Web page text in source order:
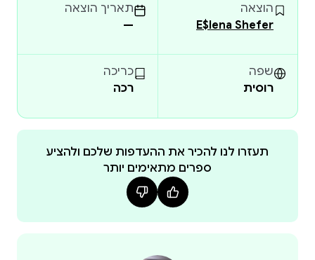
доверием и теплом. «Лина и город эмоций» — не
только сказка, но и воспитательный процесс,
который дарит родителям и детям новый язык .
.общения — язык чувств и понимания.
«Лина и Город эмоций» — это увлекательная
сказка-раскраска, которая помогает детям понять
свои чувства и научиться дружить с ними.
Каждая страница книги наполнена простыми и
мудрыми образами, которые объясняют ребёнку,
что грусть, радость, злость и страх — это важные и
הוצאה
E$lena Shefer
תאריך הוצאה
—
שפה
רוסית
כריכה
רכה
תעזרו לנו להכיר את ההעדפות שלכם ולהציע
ספרים מתאימים יותר